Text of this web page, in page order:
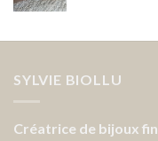
SYLVIE BIOLLU
Créatrice de bijoux